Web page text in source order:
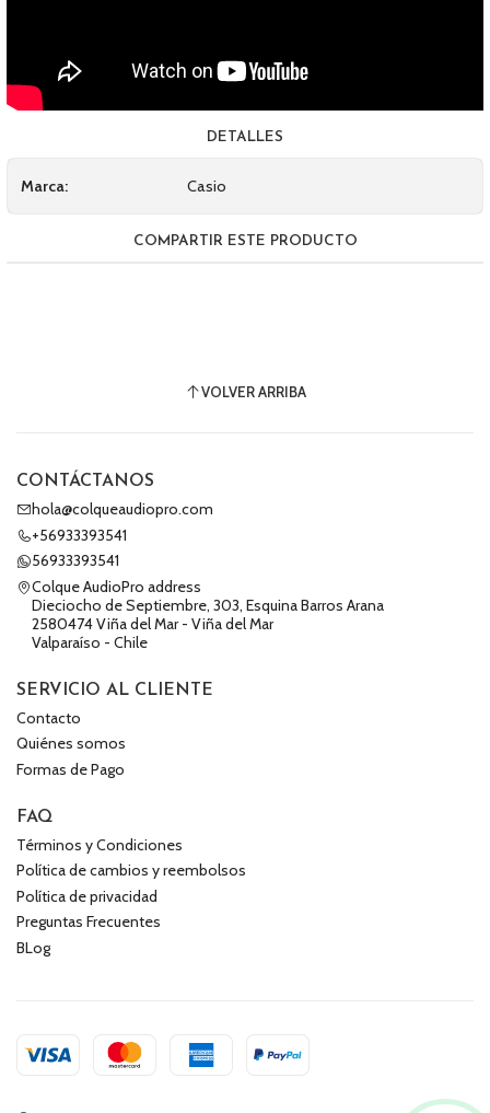
DETALLES
Marca: Casio
COMPARTIR ESTE PRODUCTO
VOLVER ARRIBA
CONTÁCTANOS
hola@colqueaudiopro.com
+56933393541
56933393541
Colque AudioPro address
Dieciocho de Septiembre, 303, Esquina Barros Arana
2580474 Viña del Mar - Viña del Mar
Valparaíso - Chile
SERVICIO AL CLIENTE
Contacto
Quiénes somos
Formas de Pago
FAQ
Términos y Condiciones
Política de cambios y reembolsos
Política de privacidad
Preguntas Frecuentes
BLog